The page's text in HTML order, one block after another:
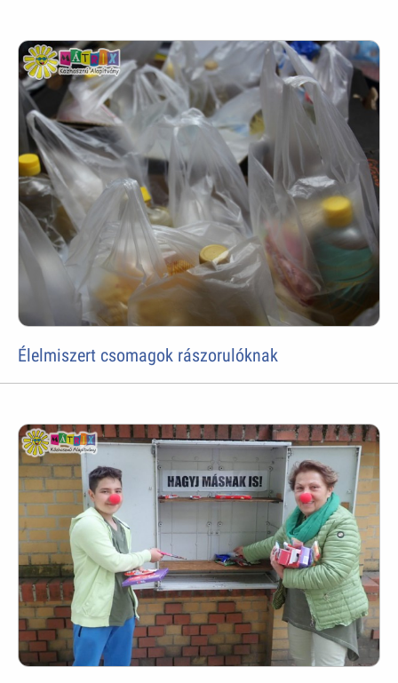
Élelmiszert csomagok rászorulóknak